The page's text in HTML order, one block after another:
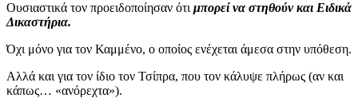
Ουσιαστικά τον προειδοποίησαν ότι μπορεί να στηθούν και Ειδικά
Δικαστήρια.
Όχι μόνο για τον Καμμένο, ο οποίος ενέχεται άμεσα στην υπόθεση.
Αλλά και για τον ίδιο τον Τσίπρα, που τον κάλυψε πλήρως (αν και
κάπως… «ανόρεχτα»).